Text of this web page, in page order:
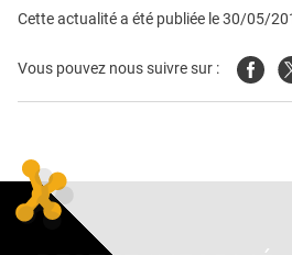
Cette actualité a été publiée le30/05/
Vous pouvez nous suivre sur :